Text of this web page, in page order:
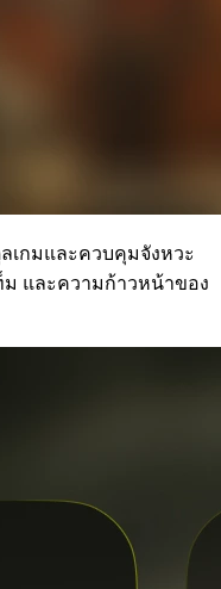
เกมและควบคุมจังหวะ
ม และความก้าวหน้าของ